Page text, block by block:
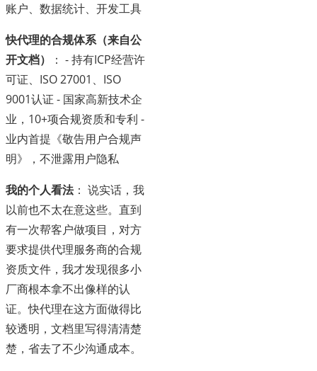
账户、数据统计、开发工具
快代理的合规体系（来自公
开文档）
： - 持有ICP经营许
可证、ISO 27001、ISO
9001认证 - 国家高新技术企
业，10+项合规资质和专利 -
业内首提《敬告用户合规声
明》，不泄露用户隐私
我的个人看法： 说实话，我
以前也不太在意这些。直到
有一次帮客户做项目，对方
要求提供代理服务商的合规
资质文件，我才发现很多小
厂商根本拿不出像样的认
证。快代理在这方面做得比
较透明，文档里写得清清楚
楚，省去了不少沟通成本。